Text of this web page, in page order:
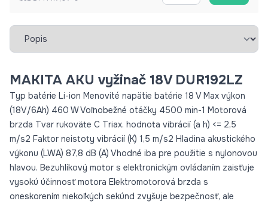
mm Čistá hmotnosť 2,7 kg BL motor Šírka rezu (nylonová niť)
300 mm Šírka rezu (nylonové čepele) 255 mm Veľkosť vretena
M10 x 1,25 l
Vybrať záložku
MAKITA AKU vyžinač 18V DUR192LZ
Typ batérie Li-ion Menovité napätie batérie 18 V Max výkon
(18V/6Ah) 460 W Voľnobežné otáčky 4500 min-1 Motorová
brzda Tvar rukoväte C Triax. hodnota vibrácií (a h) <= 2,5
m/s2 Faktor neistoty vibrácií (K) 1,5 m/s2 Hladina akustického
výkonu (LWA) 87,8 dB (A) Vhodné iba pre použitie s nylonovou
hlavou. Bezuhlíkový motor s elektronickým ovládaním zaisťuje
vysokú účinnosť motora Elektromotorová brzda s
oneskorením niekoľkých sekúnd zvyšuje bezpečnosť, ale